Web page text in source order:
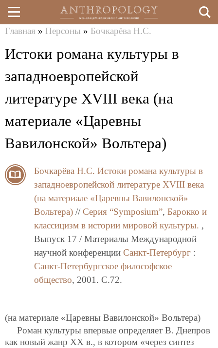
Перейти
к
здесь
Главная » Персоны » Бочкарёва Н.С.
Истоки романа культуры в
западноевропейской
литературе XVIII века (на
материале «Царевны
Вавилонской» Вольтера)
Бочкарёва Н.С. Истоки романа культуры в
западноевропейской литературе XVIII века
(на материале «Царевны Вавилонской»
Вольтера) // Серия “Symposium”, Барокко и
классицизм в истории мировой культуры. ,
Выпуск 17 / Материалы Международной
научной конференции Санкт-Петербург :
Санкт-Петербургское философское
общество, 2001. C.72.
(на материале «Царевны Вавилонской» Вольтера)
Роман культуры впервые определяет В. Днепров
как новый жанр ХХ в., в котором «через синтез